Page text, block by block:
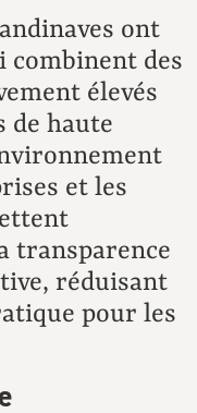
ont
combinent des
élevés
de haute
et les
transparence
réduisant
pour les